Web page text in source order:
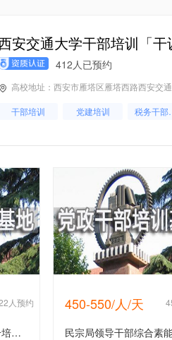
安交通大学干部培训「干
412人已预约
高校地址：西安市雁塔区雁塔西路西安交
干部培训 党建培训 税
人预约
住建局干部综合能力提升培训班
450-550/人/天